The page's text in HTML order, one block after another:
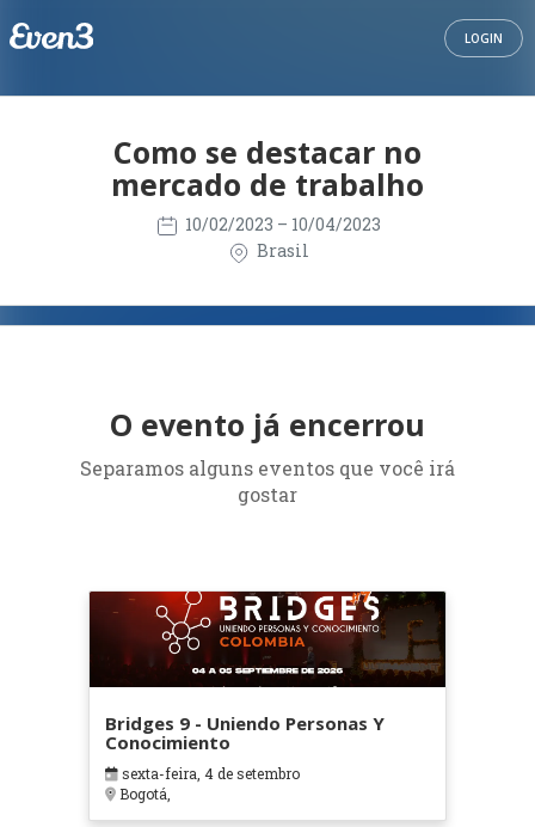
LOGIN
Como se destacar no
mercado de trabalho
10/02/2023 – 10/04/2023
Brasil
O evento já encerrou
Separamos alguns eventos que você irá
gostar
Bridges 9 - Uniendo Personas Y
Conocimiento
sexta-feira, 4 de setembro
Bogotá,